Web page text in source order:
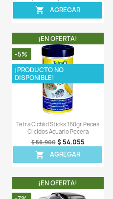
OTROS
Tortugas Acuáticas Reptiles
$ 39.900$ 37.905
¡EN OFERTA!
-5%